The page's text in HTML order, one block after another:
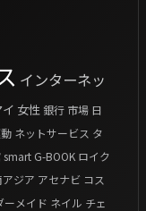
インターネッ
女性 銀行 市場 日
ネットサービス タ
smart G-BOOK ロイク
アジア アセナビ コス
ーメイド ネイル チェ